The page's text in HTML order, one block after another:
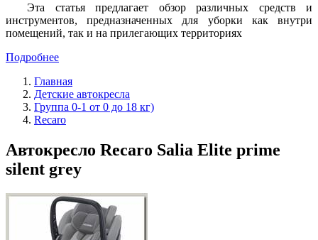
Эта статья предлагает обзор различных средств и
инструментов, предназначенных для уборки как внутри
помещений, так и на прилегающих территориях
Подробнее
Главная
Детские автокресла
Группа 0-1 от 0 до 18 кг)
Recaro
Автокресло Recaro Salia Elite prime
silent grey